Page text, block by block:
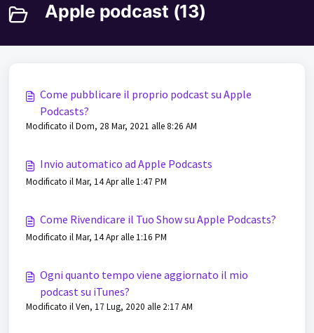
Apple podcast (13)
Come pubblicare il proprio podcast su Apple
Podcasts?
Modificato il Dom, 28 Mar, 2021 alle 8:26 AM
Invio automatico ad Apple Podcasts
Modificato il Mar, 14 Apr alle 1:47 PM
Come Rivendicare il Tuo Show su Apple Podcasts?
Modificato il Mar, 14 Apr alle 1:16 PM
Ogni quanto tempo viene aggiornato il mio
podcast su iTunes?
Modificato il Ven, 17 Lug, 2020 alle 2:17 AM